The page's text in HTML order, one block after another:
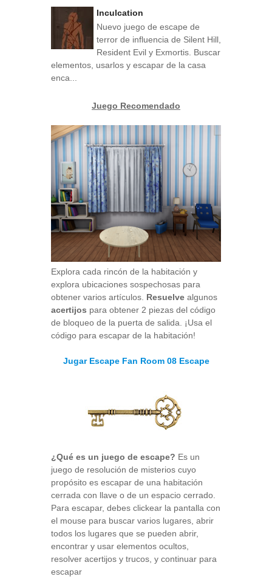
Inculcation
Nuevo juego de escape de
terror de influencia de Silent Hill,
Resident Evil y Exmortis. Buscar
elementos, usarlos y escapar de la casa
enca...
Juego Recomendado
Explora cada rincón de la habitación y
explora ubicaciones sospechosas para
obtener varios artículos. Resuelve algunos
acertijos para obtener 2 piezas del código
de bloqueo de la puerta de salida. ¡Usa el
código para escapar de la habitación!
Jugar Escape Fan Room 08 Escape
¿Qué es un juego de escape? Es un
juego de resolución de misterios cuyo
propósito es escapar de una habitación
cerrada con llave o de un espacio cerrado.
Para escapar, debes clickear la pantalla con
el mouse para buscar varios lugares, abrir
todos los lugares que se pueden abrir,
encontrar y usar elementos ocultos,
resolver acertijos y trucos, y continuar para
escapar